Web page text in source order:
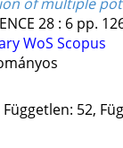
of multiple
28: 6 pp.
WoS Scopus
52,